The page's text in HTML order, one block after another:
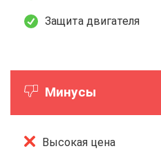
Защита двигателя
Минусы
Высокая цена